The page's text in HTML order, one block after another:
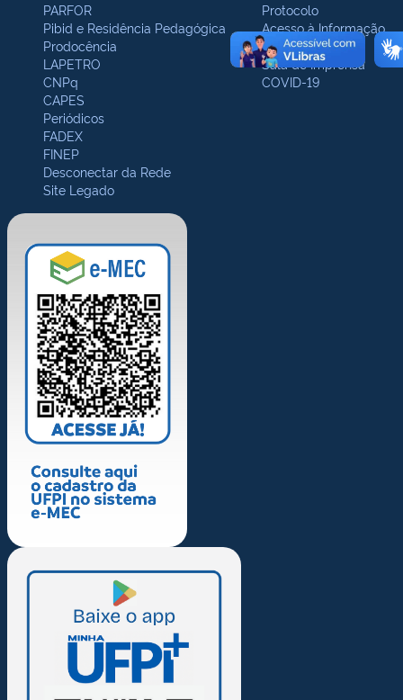
PARFOR
Pibid e Residência Pedagógica
Prodocência
LAPETRO
CNPq
CAPES
Periódicos
FADEX
FINEP
Desconectar da Rede
Site Legado
Protocolo
Acesso à Informação
Ouvidoria
Sala de Imprensa
COVID-19